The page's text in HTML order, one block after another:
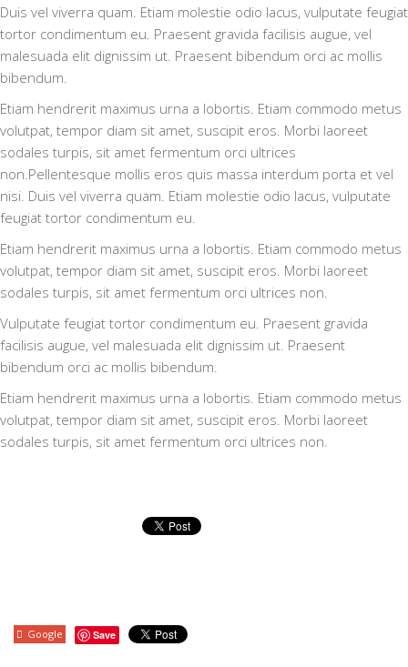
Duis vel viverra quam. Etiam molestie odio lacus, vulputate feugiat
tortor condimentum eu. Praesent gravida facilisis augue, vel
malesuada elit dignissim ut. Praesent bibendum orci ac mollis
bibendum.
Etiam hendrerit maximus urna a lobortis. Etiam commodo metus
volutpat, tempor diam sit amet, suscipit eros. Morbi laoreet
sodales turpis, sit amet fermentum orci ultrices
non.Pellentesque mollis eros quis massa interdum porta et vel
nisi. Duis vel viverra quam. Etiam molestie odio lacus, vulputate
feugiat tortor condimentum eu.
Etiam hendrerit maximus urna a lobortis. Etiam commodo metus
volutpat, tempor diam sit amet, suscipit eros. Morbi laoreet
sodales turpis, sit amet fermentum orci ultrices non.
Vulputate feugiat tortor condimentum eu. Praesent gravida
facilisis augue, vel malesuada elit dignissim ut. Praesent
bibendum orci ac mollis bibendum.
Etiam hendrerit maximus urna a lobortis. Etiam commodo metus
volutpat, tempor diam sit amet, suscipit eros. Morbi laoreet
sodales turpis, sit amet fermentum orci ultrices non.
Google Save